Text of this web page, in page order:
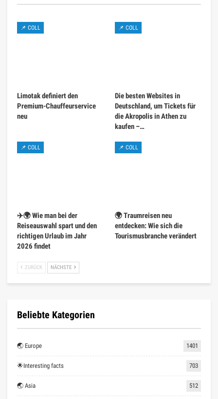
📌 COLL
Limotak definiert den
Premium-Chauffeurservice
neu
📌 COLL
Die besten Websites in
Deutschland, um Tickets für
die Akropolis in Athen zu
kaufen –…
📌 COLL
✈️🌍 Wie man bei der
Reiseauswahl spart und den
richtigen Urlaub im Jahr
2026 findet
📌 COLL
🌍 Traumreisen neu
entdecken: Wie sich die
Tourismusbranche verändert
ZURÜCK NÄCHSTE
Beliebte Kategorien
🌏 Europe 1401
🌟Interesting facts 703
🌏 Asia 512